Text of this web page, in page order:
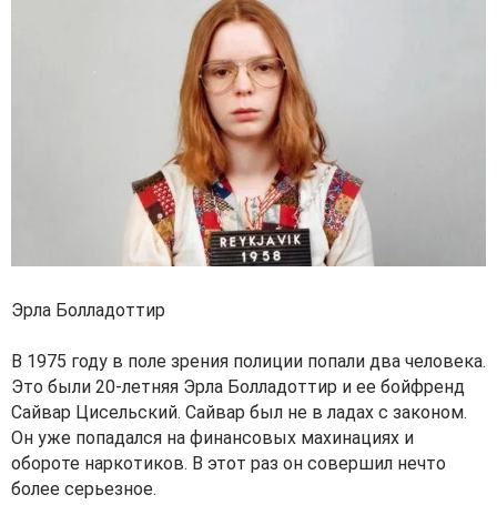
Эрла Болладоттир
В 1975 году в поле зрения полиции попали два человека.
Это были 20-летняя Эрла Болладоттир и ее бойфренд
Сайвар Цисельский. Сайвар был не в ладах с законом.
Он уже попадался на финансовых махинациях и
обороте наркотиков. В этот раз он совершил нечто
более серьезное.